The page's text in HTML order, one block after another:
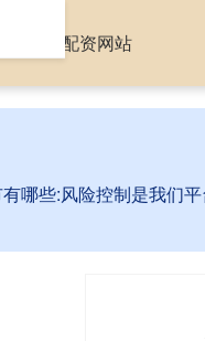
票配资配资网站
哪些:风险控制是我们